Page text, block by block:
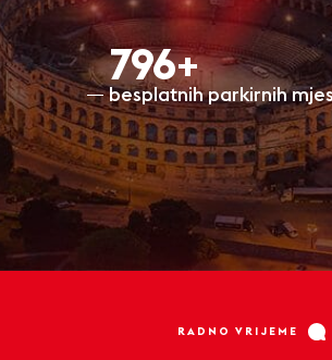
798+
besplatnih parkirnih
RADNO VRIJEME